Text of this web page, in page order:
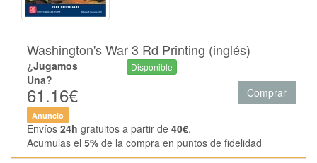
Washington's War 3 Rd Printing (inglés)
¿Jugamos
Una?
61.16€
Disponible
Comprar
Anuncio
Envíos 24h gratuitos a partir de 40€.
Acumulas el 5% de la compra en puntos de fidelidad